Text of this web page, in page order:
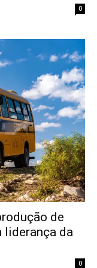
0
de
liderança da
0